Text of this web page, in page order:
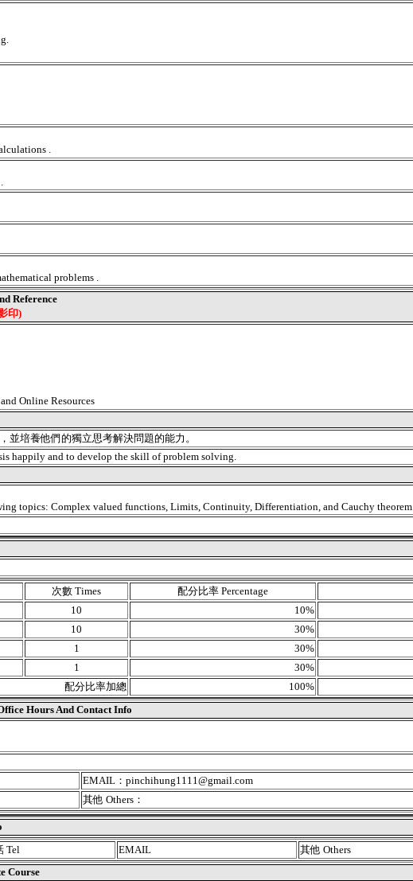
.
problems .
Reference
印)
Online Resources
並培養他們的獨立思考解決問題的能力。
happily and to develop the skill of problem solving.
topics: Complex valued functions, Limits, Continuity, Differentiation, and Cauchy theorem.
次數 Times 配分比率 Percentage
10
10%
10
30%
1
30%
1
30%
配分比率加總
100%
Hours And Contact Info
EMAIL：pinchihung1111@gmail.com
其他 Others：
Tel EMAIL
其他 Others
Course